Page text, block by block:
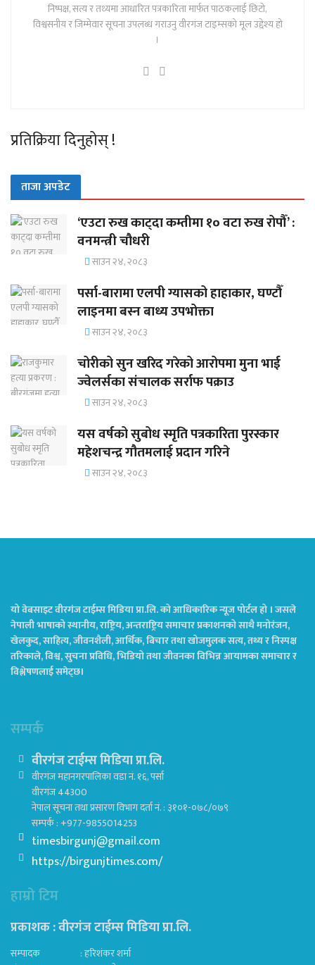
निष्पक्ष, सत्य र तथ्यमा आधारित पत्रकारिता मार्फत पाठकलाई छिटो,
विश्वसनीय र जिम्मेवार सूचना उपलब्ध गराउनु वीरगंज टाइम्सको मूल उद्देश्य हो
।
प्रतिक्रिया दिनुहोस् !
ताजा अपडेट
‘एउटा रुख काट्दा कम्तीमा १० वटा रुख रोपौँ’ :
वनमन्त्री चौधरी
साउन २४, २०८३
पर्सा-बारामा एलपी ग्यासको हाहाकार, घण्टौँ
लाइनमा बस्न बाध्य उपभोक्ता
साउन २४, २०८३
चोरीको सुन खरिद गरेको आरोपमा मुना भाई
ज्वेलर्सका संचालक सर्राफ पक्राउ
साउन २४, २०८३
यस वर्षको सुबोध स्मृति पत्रकारिता पुरस्कार
महेशचन्द्र गौतमलाई प्रदान गरिने
साउन २४, २०८३
यो वेबसाइट वीरगंज टाईम्स मिडिया प्रा.लि. को आधिकारिक न्यूज पोर्टल हो । जसले
नेपाली भाषाको स्थानीय, राष्ट्रिय, अन्तराष्ट्रिय समाचार प्रकाशनको साथै मनोरंजन,
खेलकुद, साहित्य, जीवनशैली, आर्थिक, बिचार तथा खोजमुलक सत्य, तथ्य र निस्पक्ष
तरिकाले, विश्व, सुचना प्रविधि, भिडियो तथा जीवनका विभिन्न आयामका समाचार र
विश्लेषणलाई समेट्छ।
सम्पर्क
वीरगंज टाईम्स मिडिया प्रा.लि.
वीरगंज महानगरपालिका वडा नं. १६, पर्सा
वीरगंज 44300
नेपाल सूचना तथा प्रसारण विभाग दर्ता नं. : ३१०१-०७८/०७९
सम्पर्क : +977-9855014253
timesbirgunj@gmail.com
https://birgunjtimes.com/
हाम्रो टिम
प्रकाशक : वीरगंज टाईम्स मिडिया प्रा‍.लि.
सम्पादक : हरिशंकर शर्मा